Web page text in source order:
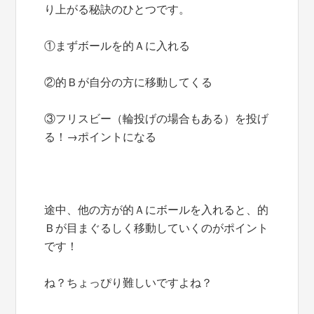
り上がる秘訣のひとつです。
①まずボールを的Ａに入れる
②的Ｂが自分の方に移動してくる
③フリスビー（輪投げの場合もある）を投げ
る！→ポイントになる
途中、他の方が的Ａにボールを入れると、的
Ｂが目まぐるしく移動していくのがポイント
です！
ね？ちょっぴり難しいですよね？